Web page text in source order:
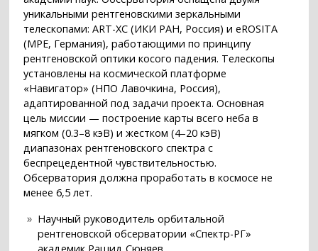
уникальными рентгеновскими зеркальными
телескопами: ART-XC (ИКИ РАН, Россия) и eROSITA
(MPE, Германия), работающими по принципу
рентгеновской оптики косого падения. Телескопы
установлены на космической платформе
«Навигатор» (НПО Лавочкина, Россия),
адаптированной под задачи проекта. Основная
цель миссии — построение карты всего неба в
мягком (0.3–8 кэВ) и жестком (4–20 кэВ)
диапазонах рентгеновского спектра с
беспрецедентной чувствительностью.
Обсерватория должна проработать в космосе не
менее 6,5 лет.
Научный руководитель орбитальной
рентгеновской обсерватории «Спектр-РГ»
академик Рашид Сюняев